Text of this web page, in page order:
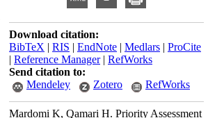
Download citation:
BibTeX | RIS | EndNote | Medlars | ProCite
| Reference Manager| RefWorks
Send citation to:
Mendeley
Zotero RefWorks
Mardomi K, Qamari H. Priority Assessment